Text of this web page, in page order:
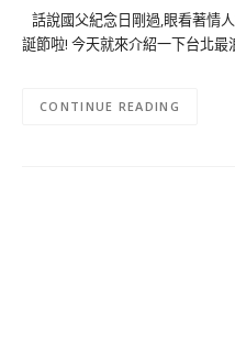
話說國父紀念日剛過,眼看著情
誕節啦! 今天就來介紹一下台北
CONTINUE READING